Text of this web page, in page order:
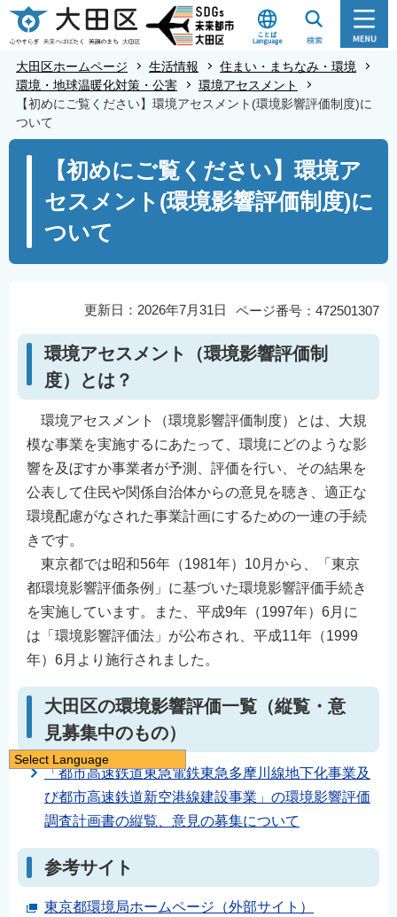
こ
の
大田区ホームページ 生活情報
住まい・まちなみ・環境
環境・地球温暖化対策・公害
環境アセスメント
【初めにご覧ください】環境アセスメント(環境影響評価制度)に
ついて
【初めにご覧ください】環境ア
セスメント(環境影響評価制度)に
ついて
ページ番号：472501307
更新日：2026年7月31日
環境アセスメント（環境影響評価制
度）とは？
環境アセスメント（環境影響評価制度）とは、大規
模な事業を実施するにあたって、環境にどのような影
響を及ぼすか事業者が予測、評価を行い、その結果を
公表して住民や関係自治体からの意見を聴き、適正な
環境配慮がなされた事業計画にするための一連の手続
きです。
東京都では昭和56年（1981年）10月から、「東京
都環境影響評価条例」に基づいた環境影響評価手続き
を実施しています。また、平成9年（1997年）6月に
は「環境影響評価法」が公布され、平成11年（1999
年）6月より施行されました。
大田区の環境影響評価一覧（縦覧・意
見募集中のもの）
「都市高速鉄道東急電鉄東急多摩川線地下化事業及
び都市高速鉄道新空港線建設事業」の環境影響評価
調査計画書の縦覧、意見の募集について
参考サイト
東京都環境局ホームページ（外部サイト）
Select Language
日本語
English
繁體中文